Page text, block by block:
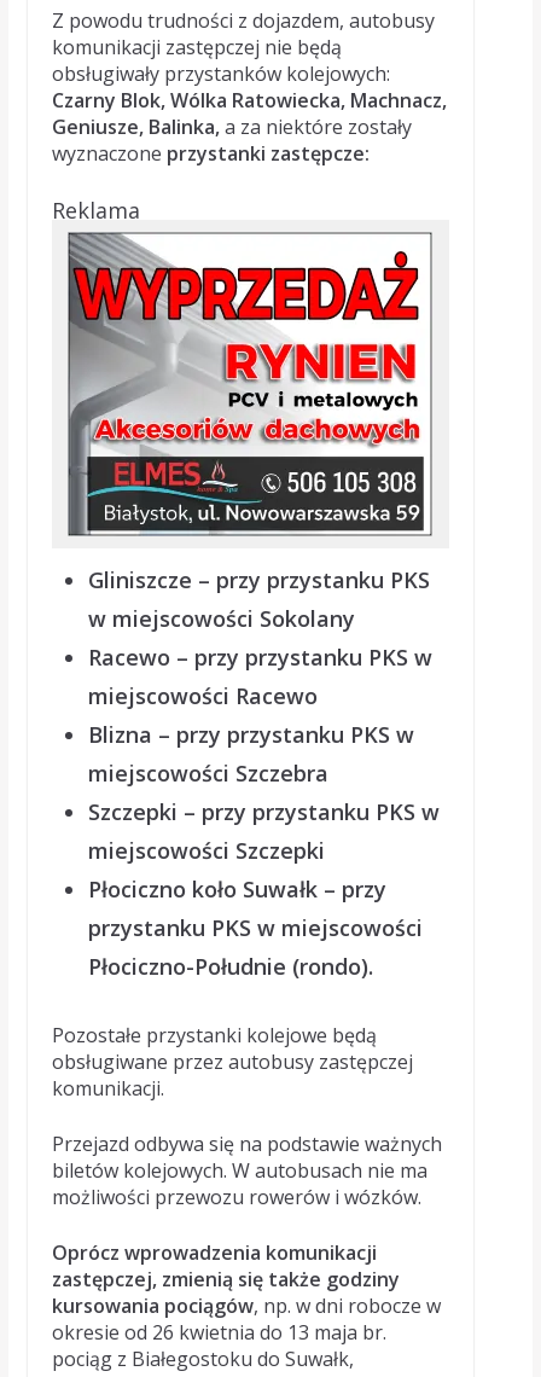
Z powodu trudności z dojazdem, autobusy
komunikacji zastępczej nie będą
obsługiwały przystanków kolejowych:
Czarny Blok, Wólka Ratowiecka, Machnacz,
Geniusze, Balinka,a za niektóre zostały
wyznaczone przystanki zastępcze:
Reklama
Gliniszcze – przy przystanku PKS
w miejscowości Sokolany
Racewo – przy przystanku PKS w
miejscowości Racewo
Blizna – przy przystanku PKS w
miejscowości Szczebra
Szczepki – przy przystanku PKS w
miejscowości Szczepki
Płociczno koło Suwałk – przy
przystanku PKS w miejscowości
Płociczno-Południe (rondo).
Pozostałe przystanki kolejowe będą
obsługiwane przez autobusy zastępczej
komunikacji.
Przejazd odbywa się na podstawie ważnych
biletów kolejowych. W autobusach nie ma
możliwości przewozu rowerów i wózków.
Oprócz wprowadzenia komunikacji
zastępczej, zmienią się także godziny
kursowania pociągów, np. w dni robocze w
okresie od 26 kwietnia do 13 maja br.
pociąg z Białegostoku do Suwałk,